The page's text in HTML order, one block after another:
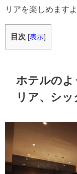
リアを楽しめますよ
目次 [表示]
ホテルのよ
リア、シ